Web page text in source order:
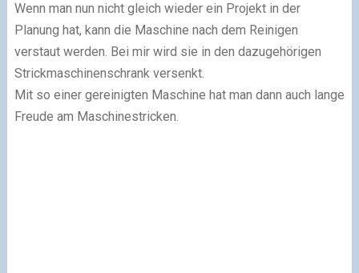
Wenn man nun nicht gleich wieder ein Projekt in der
Planung hat, kann die Maschine nach dem Reinigen
verstaut werden. Bei mir wird sie in den dazugehörigen
Strickmaschinenschrank versenkt.
Mit so einer gereinigten Maschine hat man dann auch lange
Freude am Maschinestricken.